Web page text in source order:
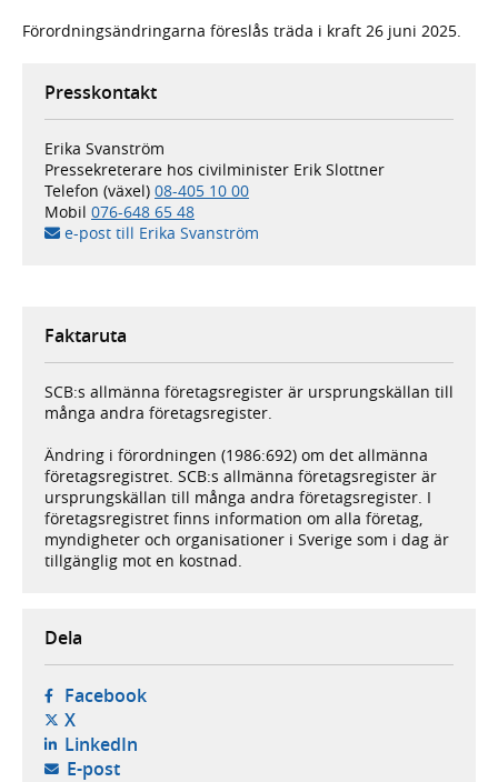
Förordningsändringarna föreslås träda i kraft 26 juni 2025.
Presskontakt
Erika Svanström
Pressekreterare hos civilminister Erik Slottner
Telefon (växel) 08-405 10 00
Mobil 076-648 65 48
e-post till Erika Svanström
Faktaruta
SCB:s allmänna företagsregister är ursprungskällan till
många andra företagsregister.
Ändring i förordningen (1986:692) om det allmänna
företagsregistret. SCB:s allmänna företagsregister är
ursprungskällan till många andra företagsregister. I
företagsregistret finns information om alla företag,
myndigheter och organisationer i Sverige som i dag är
tillgänglig mot en kostnad.
Dela
Facebook- öppnas i ny flik, extern webbplats,
X- öppnas i ny flik, extern webbplats,
LinkedIn- öppnas i ny flik, extern webbplats,
E-post- öppnar din e-postklient,